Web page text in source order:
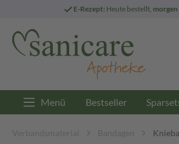
E-Rezept: Heute bestellt,
Menü Bestseller
Verbandsmaterial Bandagen